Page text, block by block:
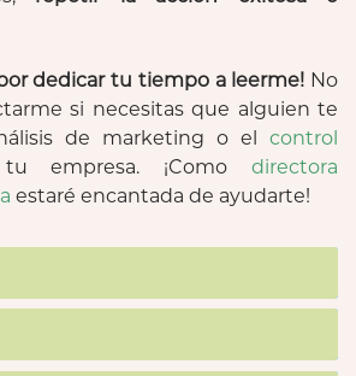
dedicar tu tiempo a leerme! No
si necesitas que alguien te
de marketing o el control
empresa. ¡Como directora
estaré encantada de ayudarte!